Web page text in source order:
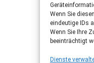
Wenn Sie
eindeutige IDs
Wenn Sie Ihre
beeinträchtigt
Dienste